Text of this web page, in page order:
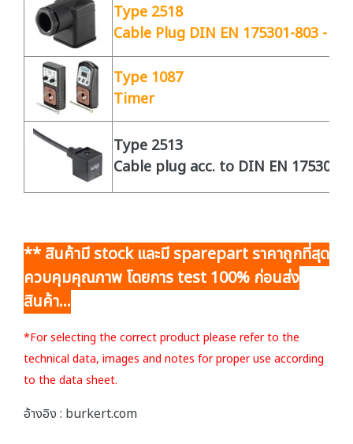
Type 2518
Cable Plug DIN EN 175301-803 -
Type 1087
Timer
Type 2513
Cable plug acc. to DIN EN 175301-
** สินค้ามี stock และมี sparepart ราคาถูกที่สุด
ควบคุมคุณภาพ โดยการ test 100% ก่อนส่ง
สินค้า...
*For selecting the correct product please refer to the
technical data, images and notes for proper use according
to the data sheet.
อ้างอิง : burkert.com